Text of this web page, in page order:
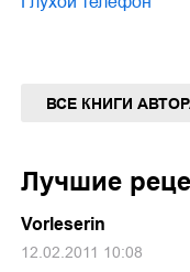
ВСЕ КНИГИ
Лучшие
Vorleserin
12.02.2011 10:08